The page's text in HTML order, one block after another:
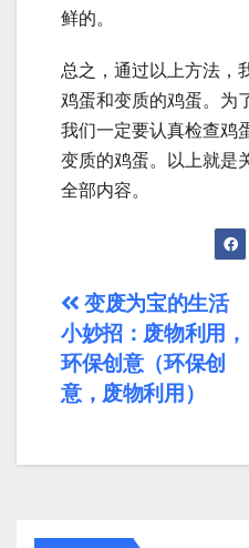
鲜的。
总之，通过以上方法，
鸡蛋和变质的鸡蛋。为
我们一定要认真检查鸡
变质的鸡蛋。以上就是
全部内容。
文
章
导
变废为宝的生活
小妙招：废物利用，
环保创意（环保创
意，废物利用）